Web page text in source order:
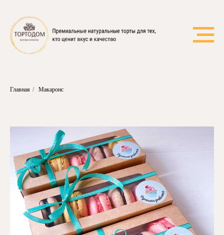
Главная / Макаронс